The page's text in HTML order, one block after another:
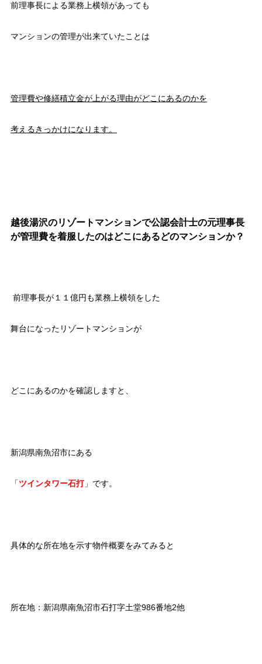
前理事長による業務上横領があっても
マンションの管理が出来ていたことは
管理費や修繕積立金が上がる理由がどこにあるのかを
考えるきっかけになります。
越後湯沢のリゾートマンションで公認会計士の元理事長
が管理費を着服したのはどこにあるどのマンションか？
前理事長が１１億円も業務上横領をした
舞台になったリゾートマンションが
どこにあるのかを確認しますと、
新潟県南魚沼市にある
「ツインタワー石打」です。
具体的な所在地を示す物件概要をみてみると
所在地：新潟県南魚沼市石打字土堂986番地2他